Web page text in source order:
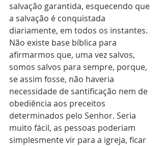
salvação garantida, esquecendo que
a salvação é conquistada
diariamente, em todos os instantes.
Não existe base bíblica para
afirmarmos que, uma vez salvos,
somos salvos para sempre, porque,
se assim fosse, não haveria
necessidade de santificação nem de
obediência aos preceitos
determinados pelo Senhor. Seria
muito fácil, as pessoas poderiam
simplesmente vir para a igreja, ficar